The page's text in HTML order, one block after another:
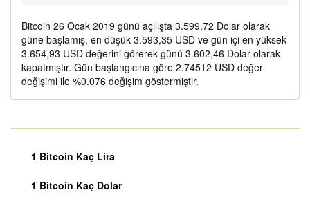
Bitcoin 26 Ocak 2019 günü açılışta 3.599,72 Dolar olarak
güne başlamış, en düşük 3.593,35 USD ve gün içi en yüksek
3.654,93 USD değerini görerek günü 3.602,46 Dolar olarak
kapatmıştır. Gün başlangıcına göre 2.74512 USD değer
değişimi ile %0.076 değişim göstermiştir.
1 Bitcoin Kaç Lira
1 Bitcoin Kaç Dolar